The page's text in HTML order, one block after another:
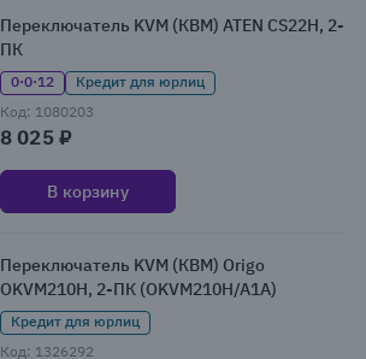
Переключатель KVM (КВМ) ATEN CS22H, 2-
ПК
0·0·12
Кредит для юрлиц
Код: 1080203
8 025 ₽
В корзину
Переключатель KVM (КВМ) Origo
OKVM210H, 2-ПК (OKVM210H/A1A)
Кредит для юрлиц
Код: 1326292